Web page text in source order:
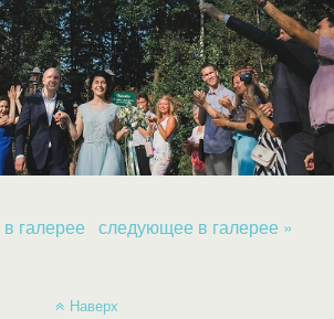
галерее следующее в галерее »
Наверх